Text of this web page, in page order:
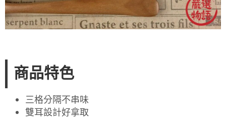
商品特色
三格分隔不串味
雙耳設計好拿取